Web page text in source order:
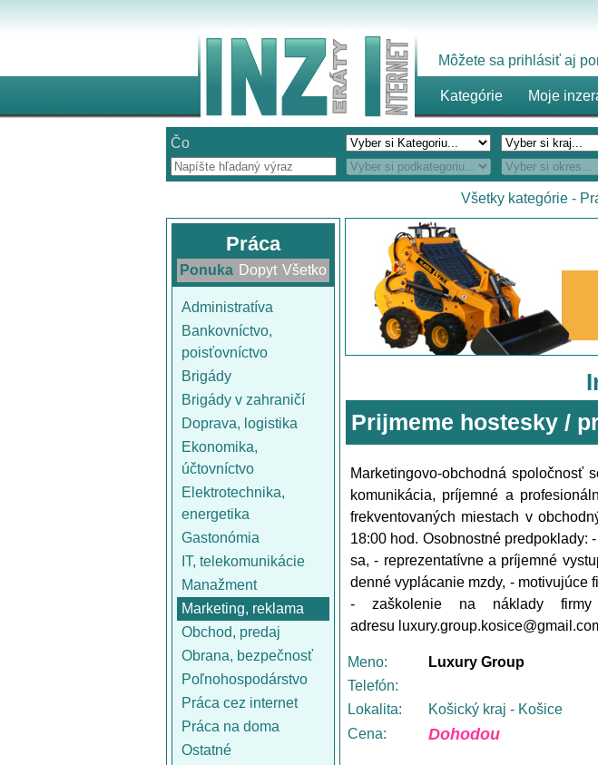
Môžete sa prihlásiť aj
Kategórie Moje
Čo
Všetky kategórie-
Práca
Ponuka Dopyt Všetko
Administratíva
Bankovníctvo,
poisťovníctvo
Brigády
Brigády v zahraničí
Doprava, logistika
Ekonomika,
účtovníctvo
Elektrotechnika,
energetika
Gastonómia
IT, telekomunikácie
Manažment
Marketing, reklama
Obchod, predaj
Obrana, bezpečnosť
Poľnohospodárstvo
Práca cez internet
Práca na doma
Ostatné
Prijmeme hostesky /
Marketingovo-obchodná
komunikácia, príjemné a
frekventovaných miestach v
18:00 hod. Osobnostné
sa, - reprezentatívne a príjemné
denné vyplácanie mzdy, - motivujúce
- zaškolenie na náklady firmy
adresu
Meno:
Luxury Group
Telefón:
Lokalita:
Košický kraj - Košice
Cena:
Dohodou